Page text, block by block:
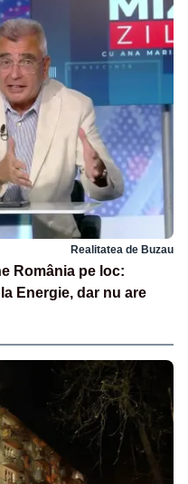
Realitatea de Buzau
România pe loc:
Energie, dar nu are